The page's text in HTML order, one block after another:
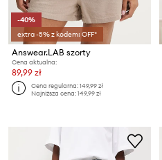
-40%
extra -5% z kodem: OFF*
Answear.LAB szorty
Cena aktualna:
89,99 zł
Cena regularna:149,99 zł
Najniższa cena:149,99 zł